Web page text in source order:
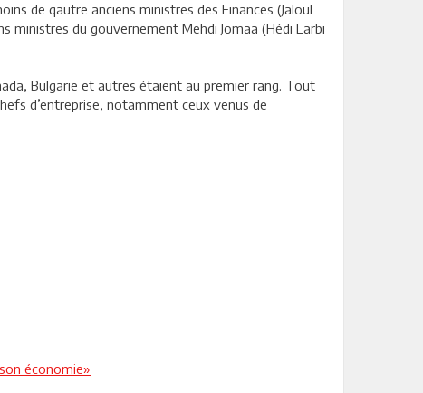
de qautre anciens ministres des Finances (Jaloul
ministres du gouvernement Mehdi Jomaa (Hédi Larbi
Bulgarie et autres étaient au premier rang. Tout
d’entreprise, notamment ceux venus de
économie»